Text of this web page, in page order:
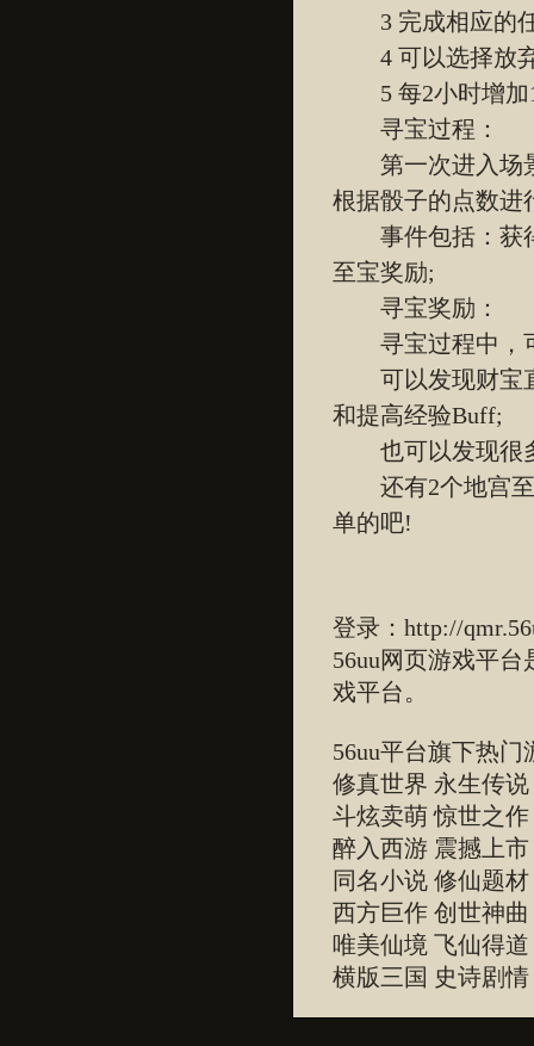
3 完成相应的任
4 可以选择放弃
5 每2小时增加1
寻宝过程：
第一次进入场景
根据骰子的点数进
事件包括：获得
至宝奖励;
寻宝奖励：
寻宝过程中，
可以发现财宝直
和提高经验Buff;
也可以发现很
还有2个地宫至
单的吧!
登录： http://
56uu网页游戏平
戏平台。
56uu平台旗下热门
修真世界 永生传
斗炫卖萌 惊世之
醉入西游 震撼上
同名小说 修仙题
西方巨作 创世神
唯美仙境 飞仙得
横版三国 史诗剧